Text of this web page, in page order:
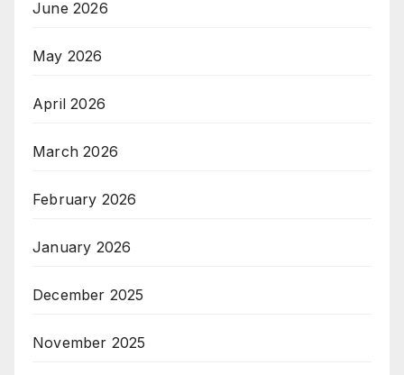
June 2026
May 2026
April 2026
March 2026
February 2026
January 2026
December 2025
November 2025